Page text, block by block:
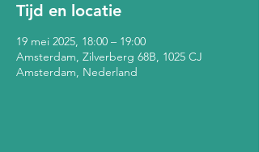
Tijd en locatie
19 mei 2025, 18:00 – 19:00
Amsterdam, Zilverberg 68B, 1025 CJ
Amsterdam, Nederland